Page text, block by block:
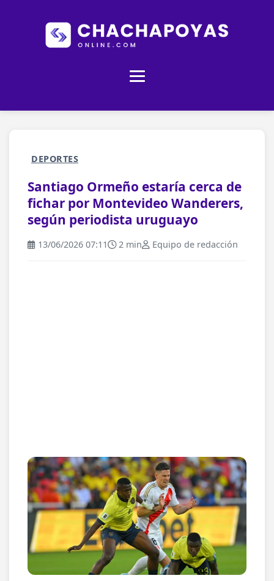
DEPORTES
Santiago Ormeño estaría cerca de
fichar por Montevideo Wanderers,
según periodista uruguayo
13/06/2026 07:11 2 min Equipo de redacción